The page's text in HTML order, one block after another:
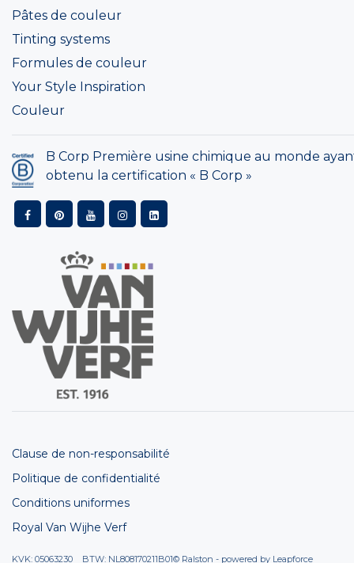
Pâtes de couleur
Tinting systems
Formules de couleur
Your Style Inspiration
Couleur
B Corp Première usine chimique au monde
obtenu la certification « B Corp »
Clause de non-responsabilité
Politique de confidentialité
Conditions uniformes
Royal Van Wijhe Verf
KVK: 05063230 BTW: NL808170211B01© Ralston - powered by Leapforce